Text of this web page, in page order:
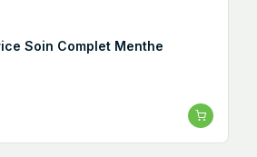
Soin Complet Menthe